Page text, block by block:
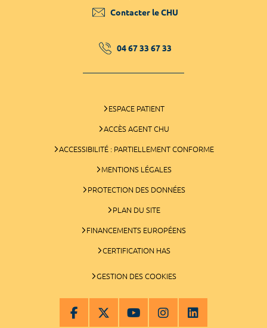
Contacter le CHU
04 67 33 67 33
ESPACE PATIENT
ACCÈS AGENT CHU
ACCESSIBILITÉ : PARTIELLEMENT CONFORME
MENTIONS LÉGALES
PROTECTION DES DONNÉES
PLAN DU SITE
FINANCEMENTS EUROPÉENS
CERTIFICATION HAS
GESTION DES COOKIES